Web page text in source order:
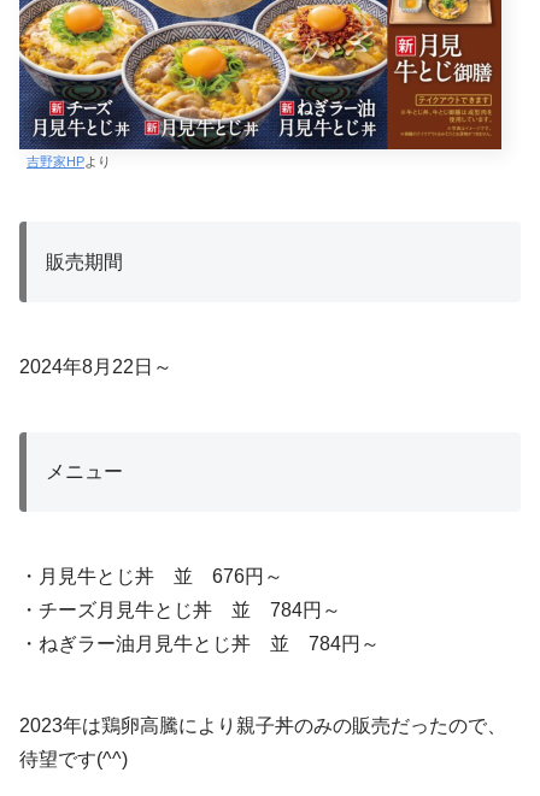
吉野家HPより
販売期間
2024年8月22日～
メニュー
・月見牛とじ丼 並 676円～
・チーズ月見牛とじ丼 並 784円～
・ねぎラー油月見牛とじ丼 並 784円～
2023年は鶏卵高騰により親子丼のみの販売だったので、
待望です(^^)